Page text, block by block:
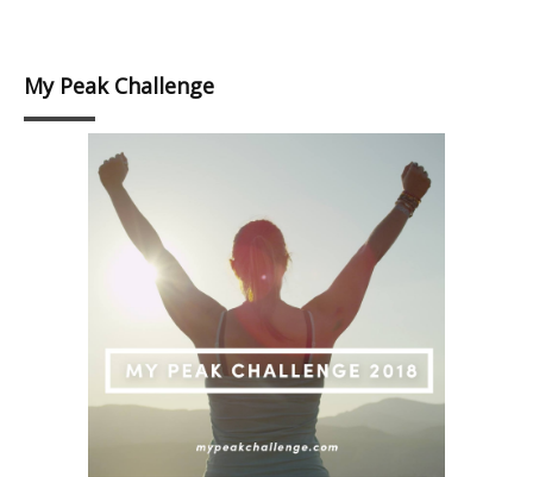
My Peak Challenge